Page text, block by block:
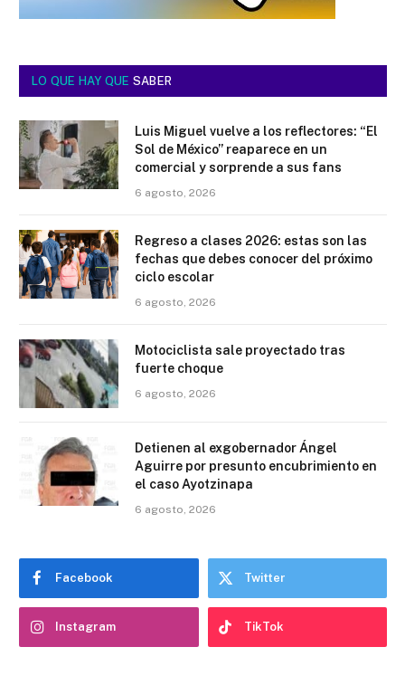
LO QUE HAY QUE SABER
Luis Miguel vuelve a los reflectores: “El
Sol de México” reaparece en un
comercial y sorprende a sus fans
6 agosto, 2026
Regreso a clases 2026: estas son las
fechas que debes conocer del próximo
ciclo escolar
6 agosto, 2026
Motociclista sale proyectado tras
fuerte choque
6 agosto, 2026
Detienen al exgobernador Ángel
Aguirre por presunto encubrimiento en
el caso Ayotzinapa
6 agosto, 2026
Facebook Twitter
Instagram TikTok